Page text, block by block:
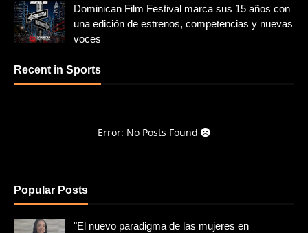
Dominican Film Festival marca sus 15 años con
una edición de estrenos, competencias y nuevas
voces
Recent in Sports
Error: No Posts Found
Popular Posts
"El nuevo paradigma de las mujeres en